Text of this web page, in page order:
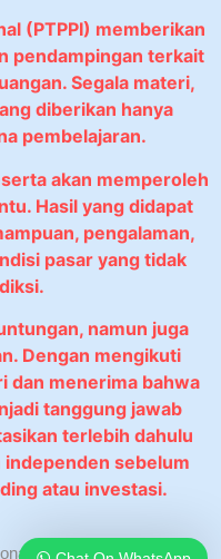
(PTPPI) memberikan
pendampingan terkait
Segala materi,
diberikan hanya
pembelajaran.
akan memperoleh
Hasil yang didapat
pengalaman,
pasar yang tidak
namun juga
Dengan mengikuti
dan menerima bahwa
tanggung jawab
terlebih dahulu
sebelum
atau investasi.
All rights reserved.